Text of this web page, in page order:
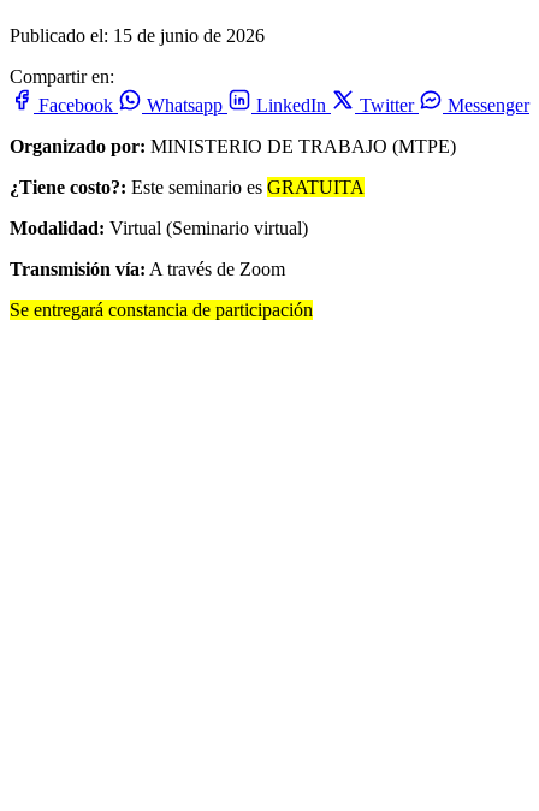
Publicado el: 15 de junio de 2026
Compartir en:
Facebook
Whatsapp LinkedIn Twitter
Messenger
Organizado por: MINISTERIO DE TRABAJO (MTPE)
¿Tiene costo?: Este seminario es GRATUITA
Modalidad: Virtual (Seminario virtual)
Transmisión vía: A través de Zoom
Se entregará constancia de participación